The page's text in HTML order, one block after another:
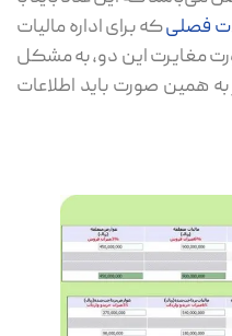
فصلیکه برای اداره مالیات
مغایرت این دو، به مشکل
خورد.). در جدول 2 نیز به همین صورت باید اطلاعات